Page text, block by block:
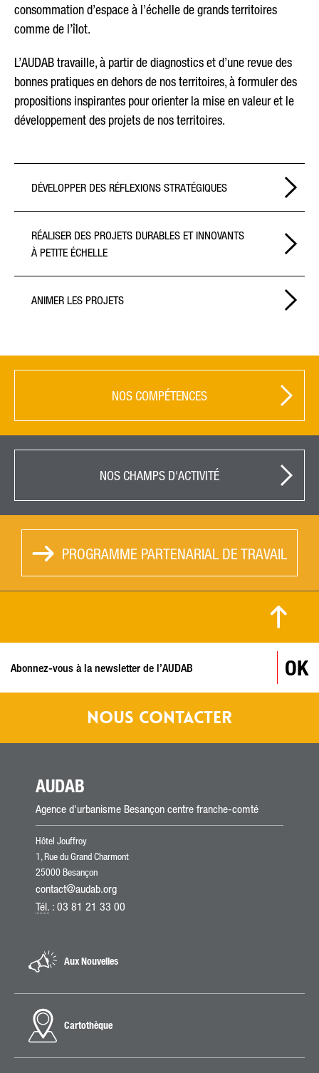
consommation d’espace à l’échelle de grands territoires
comme de l’îlot.
L’AUDAB travaille, à partir de diagnostics et d’une revue des
bonnes pratiques en dehors de nos territoires, à formuler des
propositions inspirantes pour orienter la mise en valeur et le
développement des projets de nos territoires.
DÉVELOPPER DES RÉFLEXIONS STRATÉGIQUES
RÉALISER DES PROJETS DURABLES ET INNOVANTS
À PETITE ÉCHELLE
ANIMER LES PROJETS
NOS COMPÉTENCES
NOS CHAMPS D'ACTIVITÉ
PROGRAMME PARTENARIAL DE TRAVAIL
OK
NOUS CONTACTER
AUDAB
Agence d'urbanisme Besançon centre franche-comté
Hôtel Jouffroy
1, Rue du Grand Charmont
25000 Besançon
contact@audab.org
Tél. : 03 81 21 33 00
Aux Nouvelles
Cartothèque